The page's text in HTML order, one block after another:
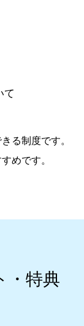
て
る制度です。
めです。
・特典